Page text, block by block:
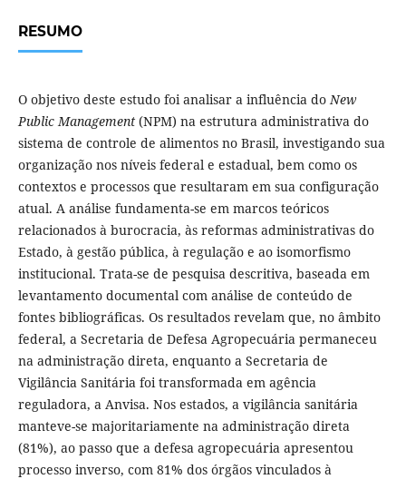
RESUMO
O objetivo deste estudo foi analisar a influência doNew
Public Management(NPM) na estrutura administrativa do
sistema de controle de alimentos no Brasil, investigando sua
organização nos níveis federal e estadual, bem como os
contextos e processos que resultaram em sua configuração
atual. A análise fundamenta-se em marcos teóricos
relacionados à burocracia, às reformas administrativas do
Estado, à gestão pública, à regulação e ao isomorfismo
institucional. Trata-se de pesquisa descritiva, baseada em
levantamento documental com análise de conteúdo de
fontes bibliográficas. Os resultados revelam que, no âmbito
federal, a Secretaria de Defesa Agropecuária permaneceu
na administração direta, enquanto a Secretaria de
Vigilância Sanitária foi transformada em agência
reguladora, a Anvisa. Nos estados, a vigilância sanitária
manteve-se majoritariamente na administração direta
(81%), ao passo que a defesa agropecuária apresentou
processo inverso, com 81% dos órgãos vinculados à